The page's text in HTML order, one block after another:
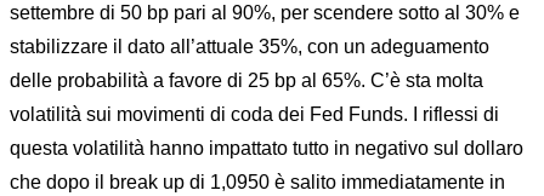
settembre di 50 bp pari al 90%, per scendere sotto al 30% e
stabilizzare il dato all’attuale 35%, con un adeguamento
delle probabilità a favore di 25 bp al 65%. C’è sta molta
volatilità sui movimenti di coda dei Fed Funds. I riflessi di
questa volatilità hanno impattato tutto in negativo sul dollaro
che dopo il break up di 1,0950 è salito immediatamente in